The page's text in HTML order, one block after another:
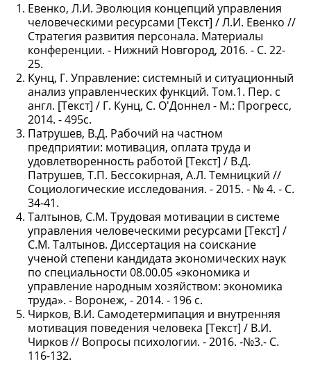
Евенко, Л.И. Эволюция концепций управления
человеческими ресурсами [Текст] / Л.И. Евенко //
Стратегия развития персонала. Материалы
конференции. - Нижний Новгород, 2016. - С. 22-
25.
Кунц, Г. Управление: системный и ситуационный
анализ управленческих функций. Том.1. Пер. с
англ. [Текст] / Г. Кунц, С. О'Доннел - М.: Прогресс,
2014. - 495с.
Патрушев, В.Д. Рабочий на частном
предприятии: мотивация, оплата труда и
удовлетворенность работой [Текст] / В.Д.
Патрушев, Т.П. Бессокирная, А.Л. Темницкий //
Социологические исследования. - 2015. - № 4. - С.
34-41.
Талтынов, С.М. Трудовая мотивации в системе
управления человеческими ресурсами [Текст] /
С.М. Талтынов. Диссертация на соискание
ученой степени кандидата экономических наук
по специальности 08.00.05 «экономика и
управление народным хозяйством: экономика
труда». - Воронеж, - 2014. - 196 с.
Чирков, В.И. Самодетермипация и внутренняя
мотивация поведения человека [Текст] / В.И.
Чирков // Вопросы психологии. - 2016. -№3.- С.
116-132.